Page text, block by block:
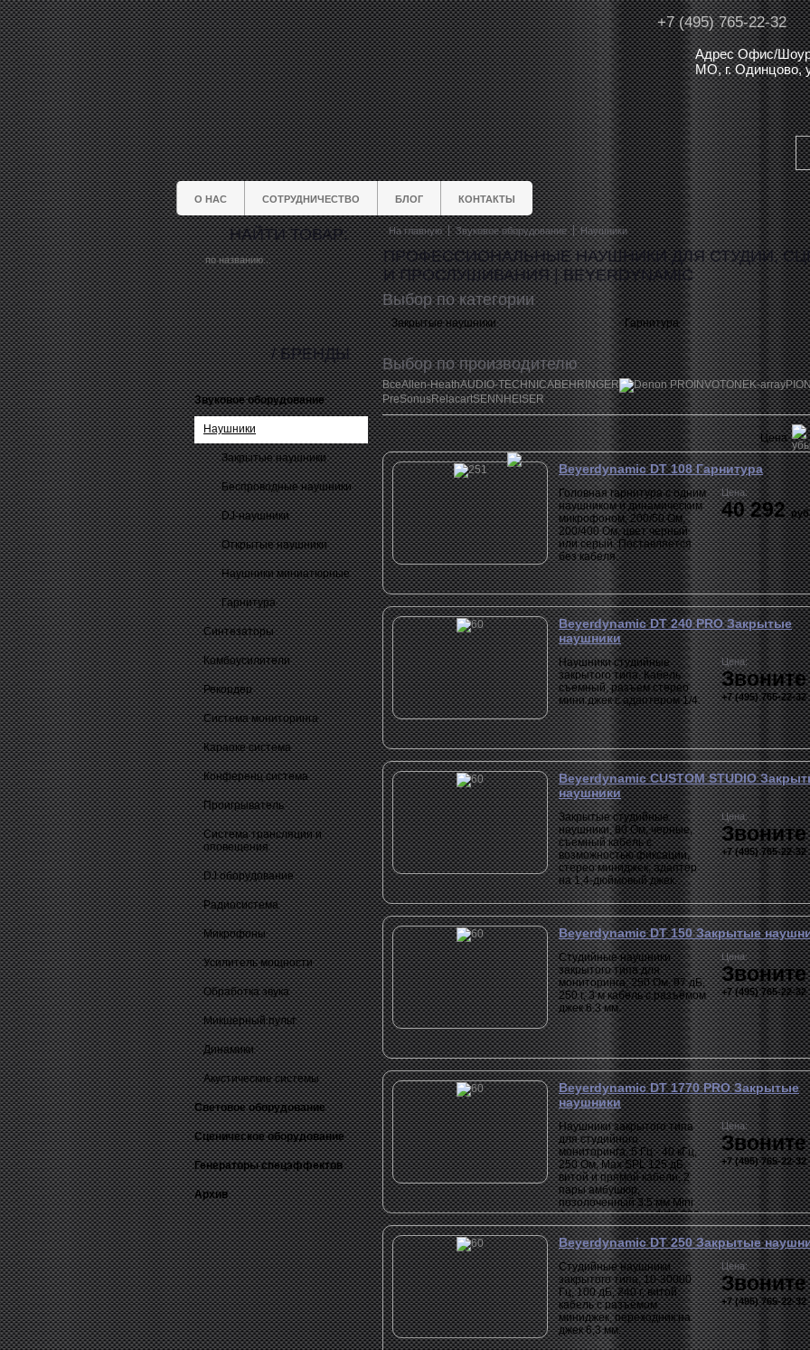
+7 (495) 765-22-32
Адрес Офис/
МО, г.
О НАС СОТРУДНИЧЕСТВО БЛОГ КОНТАКТЫ
НАЙТИ ТОВАР:
Звуковое оборудование
Наушники
Закрытые наушники
Беспроводные наушники
DJ-наушники
Открытые наушники
Наушники миниатюрные
Гарнитура
Синтезаторы
Комбоусилители
Рекордер
Система мониторинга
Караоке система
Конференц система
Проигрыватель
Система трансляции и
оповещения
DJ оборудование
Радиосистема
Микрофоны
Усилитель мощности
Обработка звука
Микшерный пульт
Динамики
Акустические системы
Световое оборудование
Сценическое оборудование
Генераторы спецэффектов
Архив
/ БРЕНДЫ
На главную Звуковое оборудование Наушники
ПРОФЕССИОНАЛЬНЫЕ НАУШНИКИ ДЛЯ СТУДИИ,
И ПРОСЛУШИВАНИЯ | BEYERDYNAMIC
Выбор по категории
Закрытые наушники Гарнитура
Выбор по производителю
ВсеAllen-HeathAUDIO-TECHNICABEHRINGER Denon PROINVOTONEK-array
PreSonusRelacartSENNHEISER
Цена
Beyerdynamic DT 108 Гарнитура
Головная гарнитура с одним
наушником и динамическим
микрофоном, 200/50 Ом,
200/400 Ом, цвет черный
или серый. Поставляется
без кабеля.
Цена:
40 292
Beyerdynamic DT 240 PRO Закрытые
наушники
Наушники студийные
закрытого типа. Кабель
съемный, разъем стерео
мини джек с адаптером 1/4.
Цена:
Звоните
+7 (495) 765-22-32
Beyerdynamic CUSTOM STUDIO
наушники
Закрытые студийные
наушники, 80 Ом, черные,
съемный кабель с
возможностью фиксации,
стерео миниджек, адаптер
на 1,4-дюймовый джек.
Цена:
Звоните
+7 (495) 765-22-32
Beyerdynamic DT 150 Закрытые
Cтудийные наушники
закрытого типа для
мониторинга, 250 Ом, 97 дБ,
250 г, 3 м кабель с разъёмом
джек 6.3 мм.
Цена:
Звоните
+7 (495) 765-22-32
Beyerdynamic DT 1770 PRO Закрытые
наушники
Наушники закрытого типа
для студийного
мониторинга, 5 Гц - 40 кГц,
250 Ом, Max SPL 125 дБ,
витой и прямой кабели, 2
пары амбушюр,
позолоченный 3.5 мм Mini
Jack + переходник 1/4", 388 г.
Цена:
Звоните
+7 (495) 765-22-32
Beyerdynamic DT 250 Закрытые
Студийные наушники
закрытого типа, 10-30000
Гц, 100 дБ, 240 г, витой
кабель с разъёмом
миниджек, переходник на
джек 6,3 мм.
Цена:
Звоните
+7 (495) 765-22-32